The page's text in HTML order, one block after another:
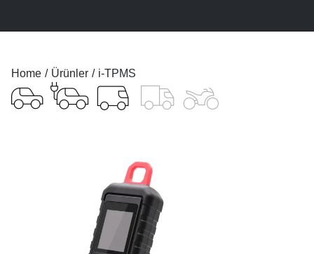
You are here:
Home Ürünler i-TPMS